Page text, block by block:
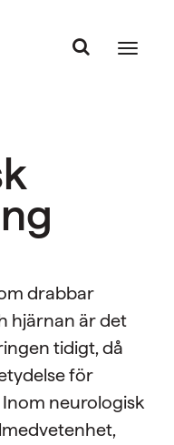
drabbar
hjärnan är det
tidigt, då
för
neurologisk